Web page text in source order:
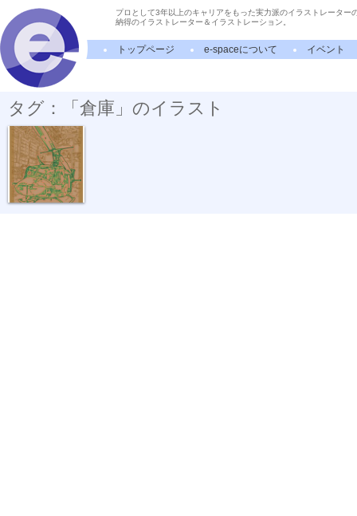
プロとして3年以上のキャリアをもった実力派のイラストレーター
納得のイラストレーター＆イラストレーション。
トップページ e-spaceについて イベント
タグ：「倉庫」のイラスト
ヘリコプター...